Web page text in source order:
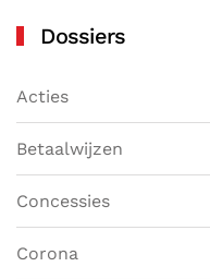
Dossiers
Acties
Betaalwijzen
Concessies
Corona